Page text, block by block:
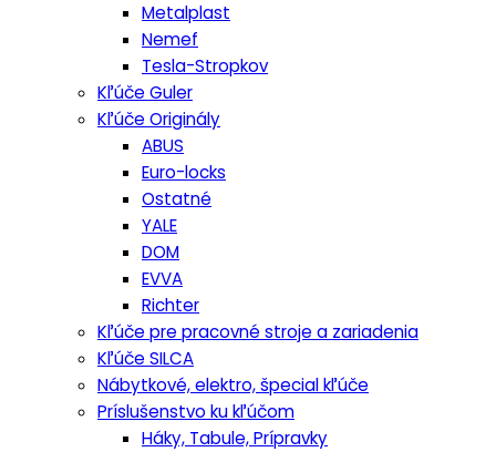
Metalplast
Nemef
Tesla-Stropkov
Kľúče Guler
Kľúče Originály
ABUS
Euro-locks
Ostatné
YALE
DOM
EVVA
Richter
Kľúče pre pracovné stroje a zariadenia
Kľúče SILCA
Nábytkové, elektro, špecial kľúče
Príslušenstvo ku kľúčom
Háky, Tabule, Prípravky